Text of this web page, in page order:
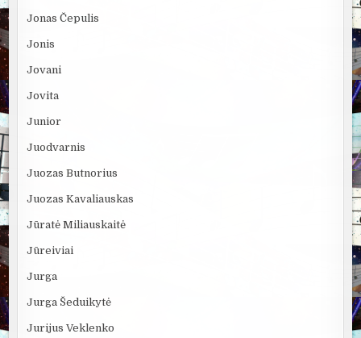
Jonas Čepulis
Jonis
Jovani
Jovita
Junior
Juodvarnis
Juozas Butnorius
Juozas Kavaliauskas
Jūratė Miliauskaitė
Jūreiviai
Jurga
Jurga Šeduikytė
Jurijus Veklenko